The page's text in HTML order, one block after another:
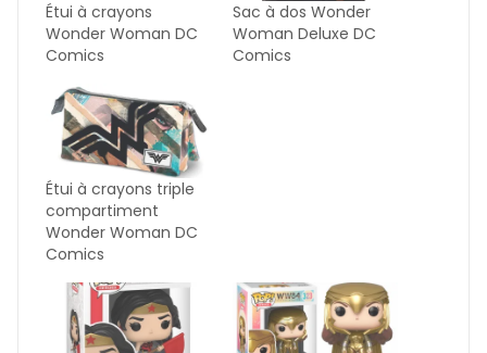
Étui à crayons
Wonder Woman DC
Comics
Sac à dos Wonder
Woman Deluxe DC
Comics
Étui à crayons triple
compartiment
Wonder Woman DC
Comics